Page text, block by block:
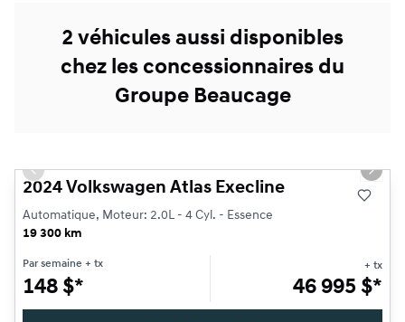
2 véhicules aussi disponibles
chez les concessionnaires du
Groupe Beaucage
Previous slide Next
2024 Volkswagen Atlas Execline
Automatique, Moteur: 2.0L - 4 Cyl. - Essence
19 300 km
Par semaine + tx
148 $*
+ tx
46 995 $*